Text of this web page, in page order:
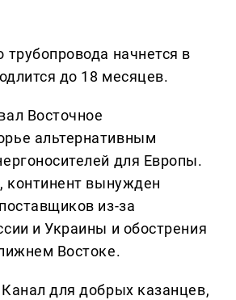
трубопровода начнется в
до 18 месяцев.
Восточное
альтернативным
для Европы.
континент вынужден
из-за
и Украины и обострения
Востоке.
для добрых казанцев,